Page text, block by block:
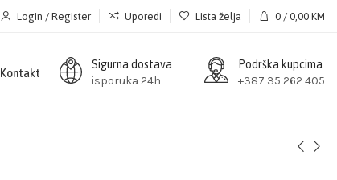
Login / Register Uporedi Lista želja 0 / 0,00 KM
Kontakt
Sigurna dostava
isporuka 24h
Podrška kupcima
+387 35 262 405